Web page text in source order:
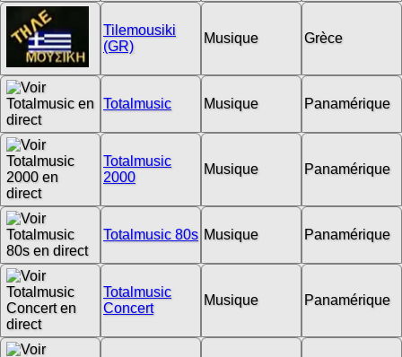
Tilemousiki
(GR)
Musique Grèce
Totalmusic Musique Panamérique
Totalmusic
2000
Musique Panamérique
Totalmusic 80s Musique Panamérique
Totalmusic
Concert
Musique Panamérique